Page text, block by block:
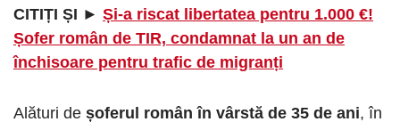
CITIȚI ȘI ► Și-a riscat libertatea pentru 1.000 €!
Șofer român de TIR, condamnat la un an de
închisoare pentru trafic de migranți
Alături de șoferul român în vârstă de 35 de ani, în